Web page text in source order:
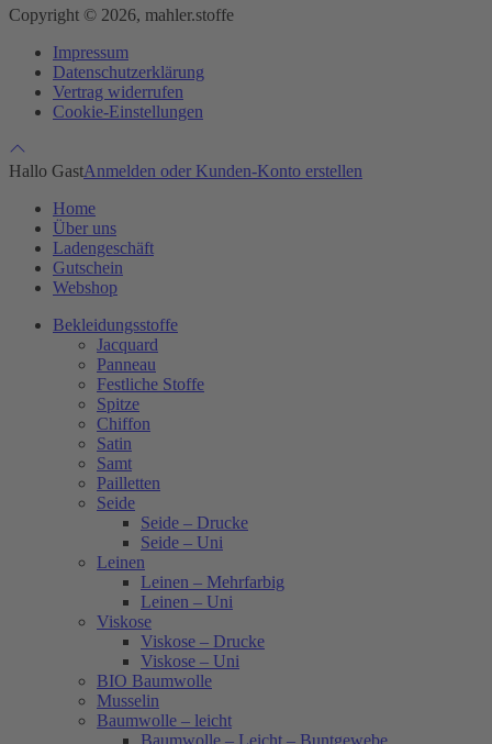
Copyright © 2026, mahler.stoffe
Impressum
Datenschutzerklärung
Vertrag widerrufen
Cookie-Einstellungen
Hallo GastAnmelden oder Kunden-Konto erstellen
Home
Über uns
Ladengeschäft
Gutschein
Webshop
Bekleidungsstoffe
Jacquard
Panneau
Festliche Stoffe
Spitze
Chiffon
Satin
Samt
Pailletten
Seide
Seide – Drucke
Seide – Uni
Leinen
Leinen – Mehrfarbig
Leinen – Uni
Viskose
Viskose – Drucke
Viskose – Uni
BIO Baumwolle
Musselin
Baumwolle – leicht